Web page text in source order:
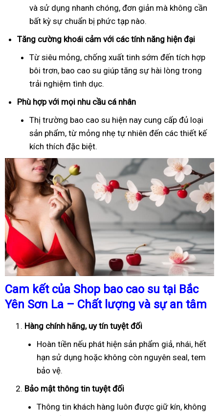
và sử dụng nhanh chóng, đơn giản mà không cần
bất kỳ sự chuẩn bị phức tạp nào.
Tăng cường khoái cảm với các tính năng hiện đại
Từ siêu mỏng, chống xuất tinh sớm đến tích hợp
bôi trơn, bao cao su giúp tăng sự hài lòng trong
trải nghiệm tình dục.
Phù hợp với mọi nhu cầu cá nhân
Thị trường bao cao su hiện nay cung cấp đủ loại
sản phẩm, từ mỏng nhẹ tự nhiên đến các thiết kế
kích thích đặc biệt.
Cam kết của Shop bao cao su tại Bắc
Yên Sơn La – Chất lượng và sự an tâm
Hàng chính hãng, uy tín tuyệt đối
Hoàn tiền nếu phát hiện sản phẩm giả, nhái, hết
hạn sử dụng hoặc không còn nguyên seal, tem
bảo vệ.
Bảo mật thông tin tuyệt đối
Thông tin khách hàng luôn được giữ kín, không